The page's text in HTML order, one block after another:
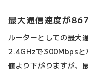
最大通信速度が
ルーターとしての最大
2.4GHzで300Mbpsと
値より下がりますが、